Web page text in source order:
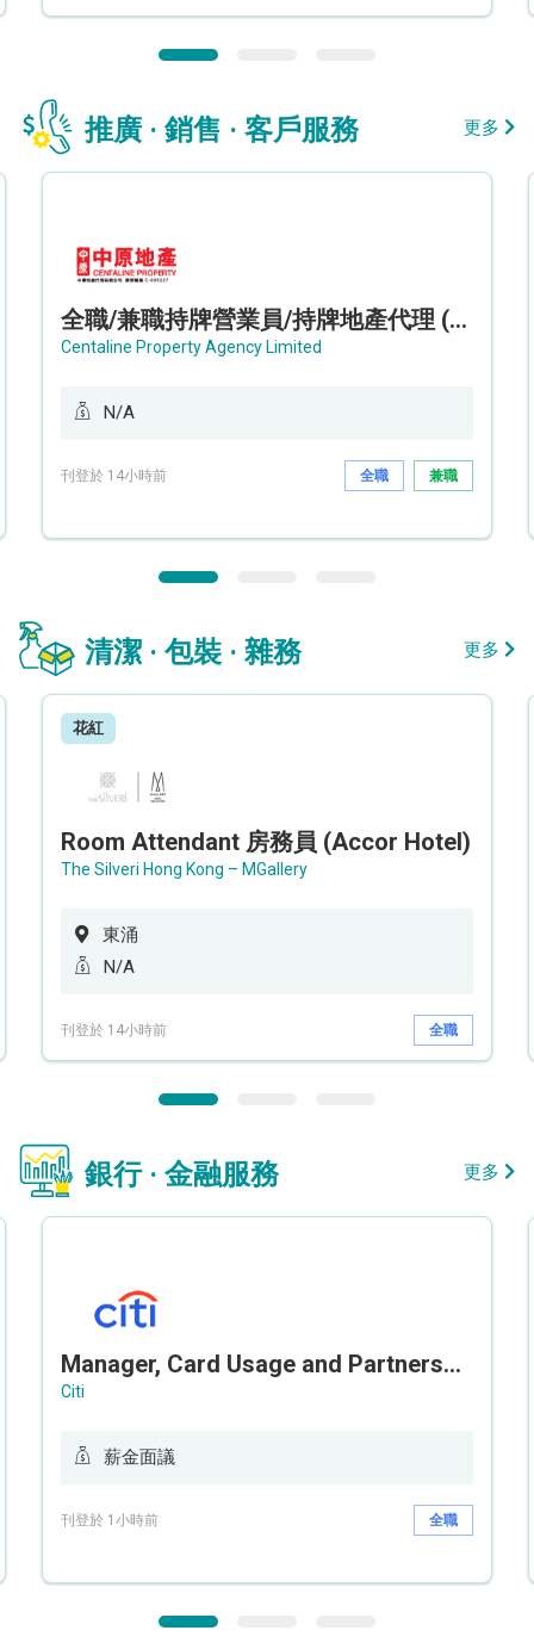
推廣 · 銷售 · 客戶服務 更多
全職/兼職持牌營業員/持牌地產代理 (長沙灣/將軍澳/油塘)
Centaline Property Agency Limited
N/A
刊登於 14小時前 全職 兼職
清潔 · 包裝 · 雜務 更多
花紅
Room Attendant 房務員 (Accor Hotel)
The Silveri Hong Kong – MGallery
東涌
N/A
刊登於 14小時前 全職
銀行 · 金融服務 更多
Manager, Card Usage and Partnership
Citi
薪金面議
刊登於 1小時前 全職